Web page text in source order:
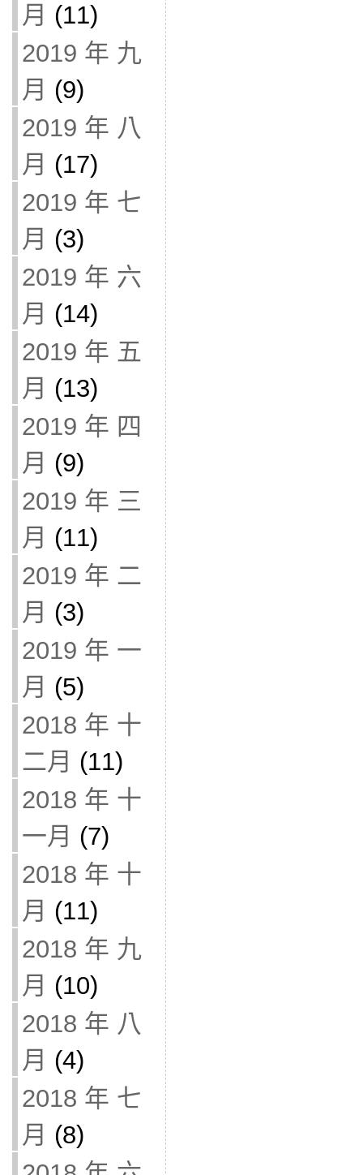
月 (11)
2019 年 九
月 (9)
2019 年 八
月 (17)
2019 年 七
月 (3)
2019 年 六
月 (14)
2019 年 五
月 (13)
2019 年 四
月 (9)
2019 年 三
月 (11)
2019 年 二
月 (3)
2019 年 一
月 (5)
2018 年 十
二月 (11)
2018 年 十
一月 (7)
2018 年 十
月 (11)
2018 年 九
月 (10)
2018 年 八
月 (4)
2018 年 七
月 (8)